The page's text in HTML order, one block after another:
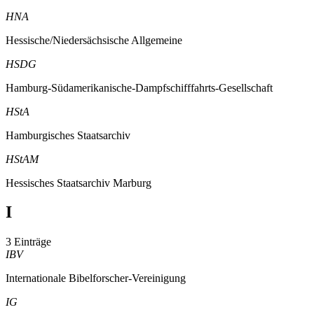
HNA
Hessische/Niedersächsische Allgemeine
HSDG
Hamburg-Südamerikanische-Dampfschifffahrts-Gesellschaft
HStA
Hamburgisches Staatsarchiv
HStAM
Hessisches Staatsarchiv Marburg
I
3 Einträge
IBV
Internationale Bibelforscher-Vereinigung
IG